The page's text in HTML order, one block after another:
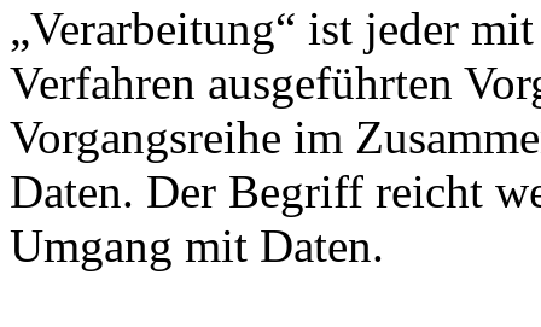
„Verarbeitung“ ist jeder
Verfahren ausgeführten
Vorgangsreihe im
Daten. Der Begriff reicht
Umgang mit Daten.